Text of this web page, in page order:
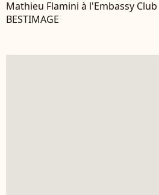
Mathieu Flamini à l'Embassy
BESTIMAGE